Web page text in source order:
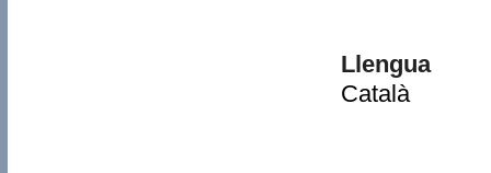
Llengua
Català